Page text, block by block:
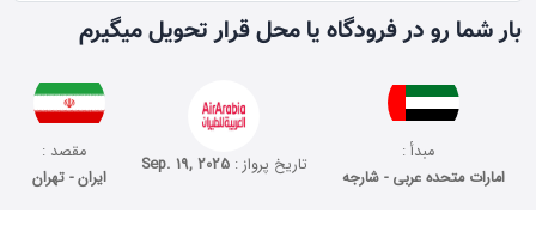
بار شما رو در فرودگاه یا محل قرار تحویل میگیرم
مبدأ :
امارات متحده عربی - شارجه
تاریخ پرواز :Sep. 19, 2025
مقصد :
ایران - تهران